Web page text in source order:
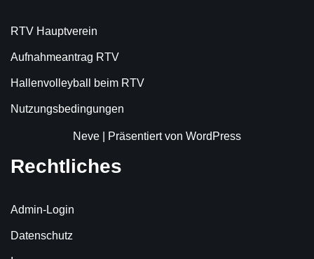
RTV Hauptverein
Aufnahmeantrag RTV
Hallenvolleyball beim RTV
Nutzungsbedingungen
Neve | Präsentiert von WordPress
Rechtliches
Admin-Login
Datenschutz